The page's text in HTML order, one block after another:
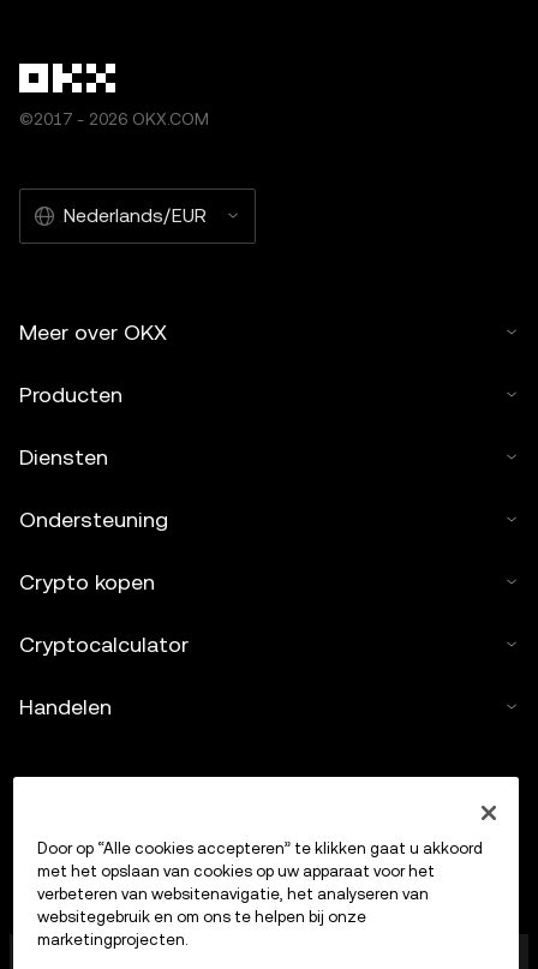
©2017 - 2026 OKX.COM
Nederlands/EUR
Meer over OKX
Producten
Diensten
Ondersteuning
Crypto kopen
Cryptocalculator
Handelen
Door op “Alle cookies accepteren” te klikken gaat u akkoord
met het opslaan van cookies op uw apparaat voor het
verbeteren van websitenavigatie, het analyseren van
websitegebruik en om ons te helpen bij onze
marketingprojecten.